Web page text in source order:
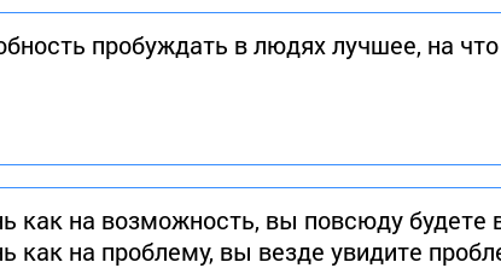
пробуждать в людях лучшее, на
как на возможность, вы повсюду будете
как на проблему, вы везде увидите